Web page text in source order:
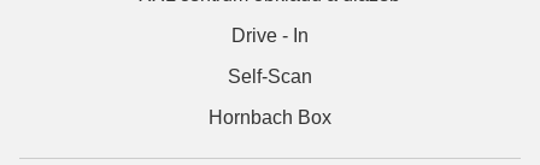
Drive - In
Self-Scan
Hornbach Box